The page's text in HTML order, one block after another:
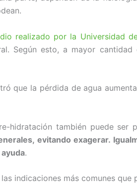
realizado por la Universidad
Según esto, a mayor
que la pérdida de agua
hidratación también puede ser
evitando exagerar.
.
indicaciones más comunes